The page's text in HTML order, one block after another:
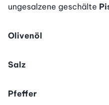
ungesalzene geschälte
Olivenöl
Salz
Pfeffer